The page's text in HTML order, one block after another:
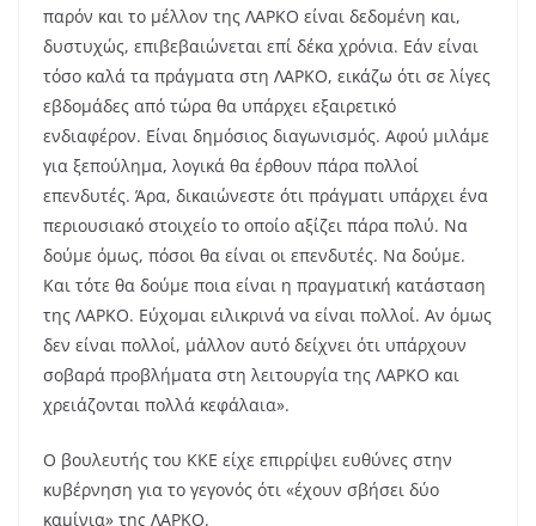
παρόν και το μέλλον της ΛΑΡΚΟ είναι δεδομένη και,
δυστυχώς, επιβεβαιώνεται επί δέκα χρόνια. Εάν είναι
τόσο καλά τα πράγματα στη ΛΑΡΚΟ, εικάζω ότι σε λίγες
εβδομάδες από τώρα θα υπάρχει εξαιρετικό
ενδιαφέρον. Είναι δημόσιος διαγωνισμός. Αφού μιλάμε
για ξεπούλημα, λογικά θα έρθουν πάρα πολλοί
επενδυτές. Άρα, δικαιώνεστε ότι πράγματι υπάρχει ένα
περιουσιακό στοιχείο το οποίο αξίζει πάρα πολύ. Να
δούμε όμως, πόσοι θα είναι οι επενδυτές. Να δούμε.
Και τότε θα δούμε ποια είναι η πραγματική κατάσταση
της ΛΑΡΚΟ. Εύχομαι ειλικρινά να είναι πολλοί. Αν όμως
δεν είναι πολλοί, μάλλον αυτό δείχνει ότι υπάρχουν
σοβαρά προβλήματα στη λειτουργία της ΛΑΡΚΟ και
χρειάζονται πολλά κεφάλαια».
Ο βουλευτής του ΚΚΕ είχε επιρρίψει ευθύνες στην
κυβέρνηση για το γεγονός ότι «έχουν σβήσει δύο
καμίνια» της ΛΑΡΚΟ.